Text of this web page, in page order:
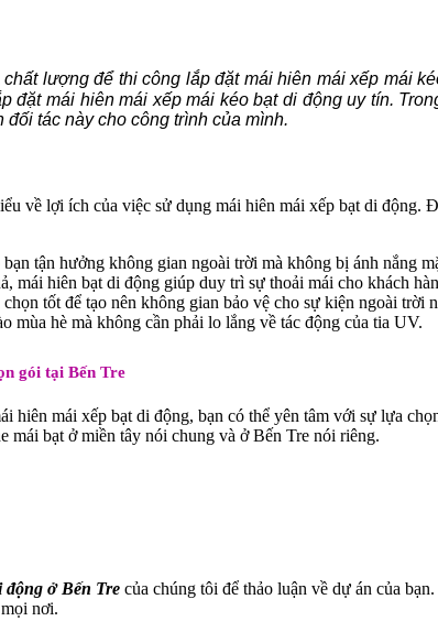
lượng để thi công lắp đặt mái hiên mái xếp mái
đặt mái hiên mái xếp mái kéo bạt di động uy tín.
tác này cho công trình của mình.
về lợi ích của việc sử dụng mái hiên mái xếp bạt di động.
tận hưởng không gian ngoài trời mà không bị ánh nắng
mái hiên bạt di động giúp duy trì sự thoải mái cho khách
tốt để tạo nên không gian bảo vệ cho sự kiện ngoài trời
hè mà không cần phải lo lắng về tác động của tia UV.
gói tại Bến Tre
hiên mái xếp bạt di động, bạn có thể yên tâm với sự lựa
mái bạt ở miền tây nói chung và ở Bến Tre nói riêng.
động ở Bến Tre của chúng tôi để thảo luận về dự án của
nơi.